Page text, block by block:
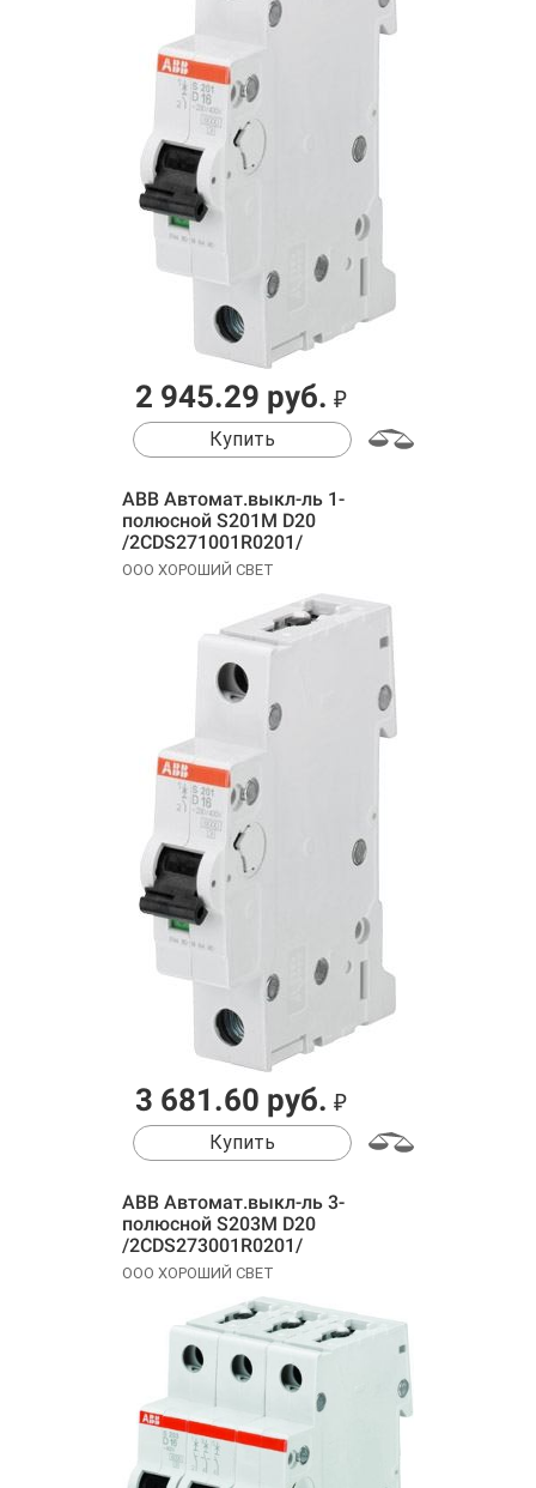
2 945.29 руб. ₽
Купить
ABB Автомат.выкл-ль 1-
полюсной S201M D20
/2CDS271001R0201/
ООО ХОРОШИЙ СВЕТ
3 681.60 руб. ₽
Купить
ABB Автомат.выкл-ль 3-
полюсной S203M D20
/2CDS273001R0201/
ООО ХОРОШИЙ СВЕТ